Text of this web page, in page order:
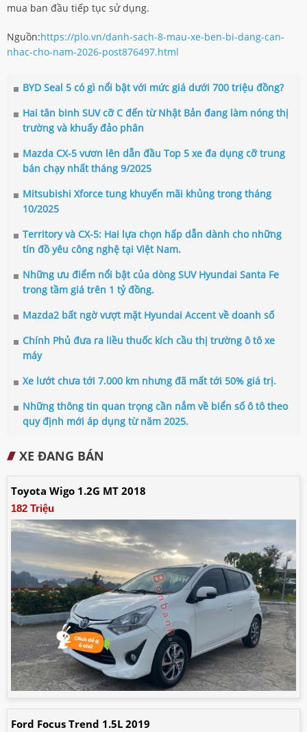
mua ban đầu tiếp tục sử dụng.
Nguồn:https://plo.vn/danh-sach-8-mau-xe-ben-bi-dang-can-
nhac-cho-nam-2026-post876497.html
BYD Seal 5 có gì nổi bật với mức giá dưới 700 triệu đồng?
Hai tân binh SUV cỡ C đến từ Nhật Bản đang làm nóng thị
trường và khuấy đảo phân
Mazda CX-5 vươn lên dẫn đầu Top 5 xe đa dụng cỡ trung
bán chạy nhất tháng 9/2025
Mitsubishi Xforce tung khuyến mãi khủng trong tháng
10/2025
Territory và CX-5: Hai lựa chọn hấp dẫn dành cho những
tín đồ yêu công nghệ tại Việt Nam.
Những ưu điểm nổi bật của dòng SUV Hyundai Santa Fe
trong tầm giá trên 1 tỷ đồng.
Mazda2 bất ngờ vượt mặt Hyundai Accent về doanh số
Chính Phủ đưa ra liều thuốc kích cầu thị trường ô tô xe
máy
Xe lướt chưa tới 7.000 km nhưng đã mất tới 50% giá trị.
Những thông tin quan trọng cần nắm về biển số ô tô theo
quy định mới áp dụng từ năm 2025.
XE ĐANG BÁN
Toyota Wigo 1.2G MT 2018
182 Triệu
Ford Focus Trend 1.5L 2019